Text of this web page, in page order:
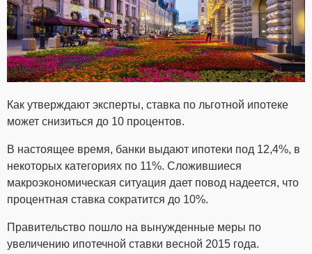
Как утверждают эксперты, ставка по льготной ипотеке
может снизиться до 10 процентов.
В настоящее время, банки выдают ипотеки под 12,4%, в
некоторых категориях по 11%. Сложившиеся
макроэкономическая ситуация дает повод надеется, что
процентная ставка сократится до 10%.
Правительство пошло на вынужденные меры по
увеличению ипотечной ставки весной 2015 года.